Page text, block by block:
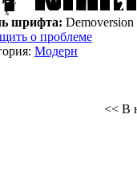
шрифта: Demoversion
о проблеме
Модерн
<< В